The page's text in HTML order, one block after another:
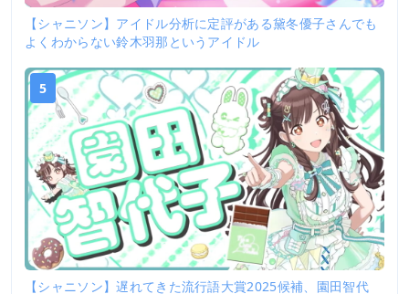
【シャニソン】アイドル分析に定評がある黛冬優子さんでも
よくわからない鈴木羽那というアイドル
5
【シャニソン】遅れてきた流行語大賞2025候補、園田智代